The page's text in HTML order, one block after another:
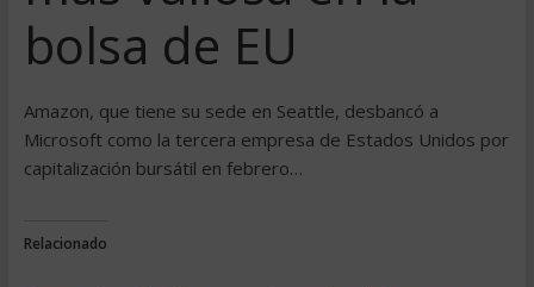
bolsa de EU
Amazon, que tiene su sede en Seattle, desbancó a
Microsoft como la tercera empresa de Estados Unidos por
capitalización bursátil en febrero…
Relacionado